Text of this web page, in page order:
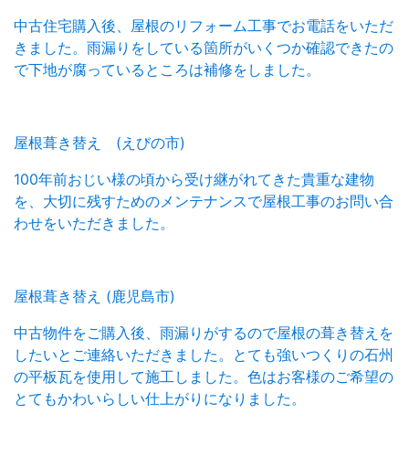
中古住宅購入後、屋根のリフォーム工事でお電話をいただ
きました。雨漏りをしている箇所がいくつか確認できたの
で下地が腐っているところは補修をしました。
屋根葺き替え (えびの市)
100年前おじい様の頃から受け継がれてきた貴重な建物
を、大切に残すためのメンテナンスで屋根工事のお問い合
わせをいただきました。
屋根葺き替え (鹿児島市)
中古物件をご購入後、雨漏りがするので屋根の葺き替えを
したいとご連絡いただきました。とても強いつくりの石州
の平板瓦を使用して施工しました。色はお客様のご希望の
とてもかわいらしい仕上がりになりました。